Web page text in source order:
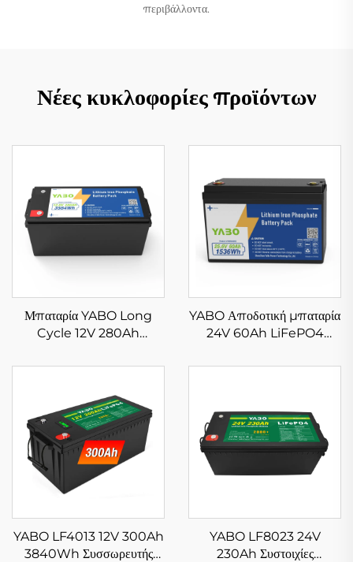
περιβάλλοντα.
Νέες κυκλοφορίες προϊόντων
Μπαταρία YABO Long
Cycle 12V 280Ah
φωσφορικού σιδήρου, βαθιάς
όχημα, καροτσάκι γκολφ και
ηλιακή ενέργεια
YABO Αποδοτική μπαταρία
24V 60Ah LiFePO4
μπαταρία λιθίου σιδήρου
κινητικότητας και ηλιακή
αποθήκευση
YABO LF4013 12V 300Ah
3840Wh Συσσωρευτής
YABO LF8023 24V
230Ah Συστοιχίες